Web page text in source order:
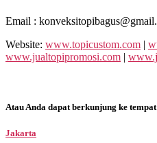
Email :
Website: www.topicustom.com |
www.jualtopipromosi.com |
Atau Anda dapat berkunjung ke
Jakarta